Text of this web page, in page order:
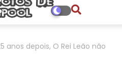
anos depois, O Rei Leão não